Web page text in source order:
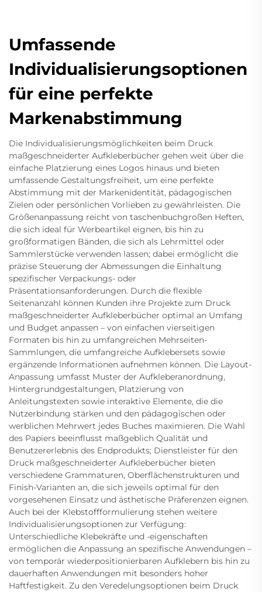
Umfassende
Individualisierungsoptionen
für eine perfekte
Markenabstimmung
Die Individualisierungsmöglichkeiten beim Druck
maßgeschneiderter Aufkleberbücher gehen weit über die
einfache Platzierung eines Logos hinaus und bieten
umfassende Gestaltungsfreiheit, um eine perfekte
Abstimmung mit der Markenidentität, pädagogischen
Zielen oder persönlichen Vorlieben zu gewährleisten. Die
Größenanpassung reicht von taschenbuchgroßen Heften,
die sich ideal für Werbeartikel eignen, bis hin zu
großformatigen Bänden, die sich als Lehrmittel oder
Sammlerstücke verwenden lassen; dabei ermöglicht die
präzise Steuerung der Abmessungen die Einhaltung
spezifischer Verpackungs- oder
Präsentationsanforderungen. Durch die flexible
Seitenanzahl können Kunden ihre Projekte zum Druck
maßgeschneiderter Aufkleberbücher optimal an Umfang
und Budget anpassen – von einfachen vierseitigen
Formaten bis hin zu umfangreichen Mehrseiten-
Sammlungen, die umfangreiche Aufklebersets sowie
ergänzende Informationen aufnehmen können. Die Layout-
Anpassung umfasst Muster der Aufkleberanordnung,
Hintergrundgestaltungen, Platzierung von
Anleitungstexten sowie interaktive Elemente, die die
Nutzerbindung stärken und den pädagogischen oder
werblichen Mehrwert jedes Buches maximieren. Die Wahl
des Papiers beeinflusst maßgeblich Qualität und
Benutzererlebnis des Endprodukts; Dienstleister für den
Druck maßgeschneiderter Aufkleberbücher bieten
verschiedene Grammaturen, Oberflächenstrukturen und
Finish-Varianten an, die sich jeweils optimal für den
vorgesehenen Einsatz und ästhetische Präferenzen eignen.
Auch bei der Klebstoffformulierung stehen weitere
Individualisierungsoptionen zur Verfügung:
Unterschiedliche Klebekräfte und -eigenschaften
ermöglichen die Anpassung an spezifische Anwendungen –
von temporär wiederpositionierbaren Aufklebern bis hin zu
dauerhaften Anwendungen mit besonders hoher
Haftfestigkeit. Zu den Veredelungsoptionen beim Druck